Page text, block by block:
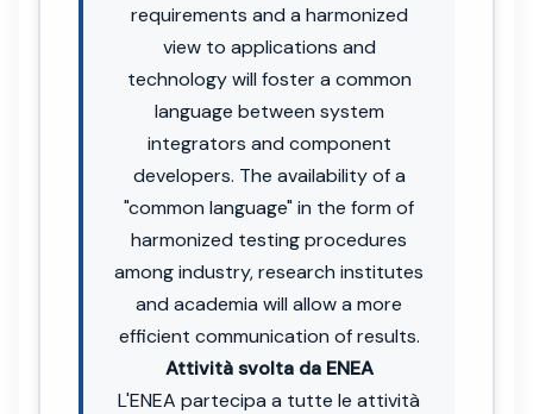
requirements and a harmonized
view to applications and
technology will foster a common
language between system
integrators and component
developers. The availability of a
"common language" in the form of
harmonized testing procedures
among industry, research institutes
and academia will allow a more
efficient communication of results.
Attività svolta da ENEA
L'ENEA partecipa a tutte le attività